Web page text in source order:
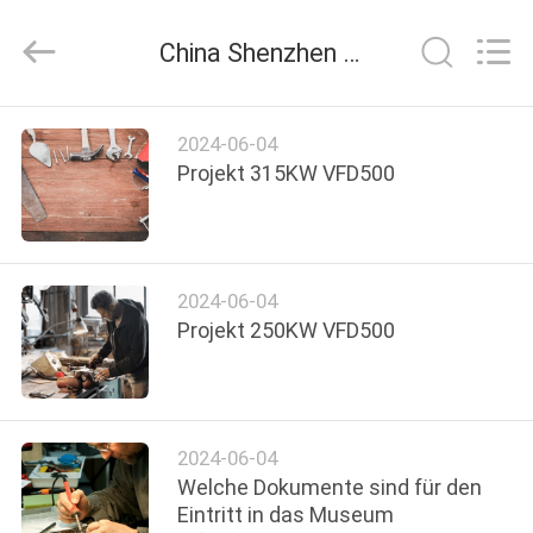
ZU
HAUSE
PRODUKTE
ÜBER
UNS
WERKSBESICHTIGUNG
QUALITÄTSKONTROLLE
Rights
by
ECER
China Shenzhen LuoX Electric Co., Ltd Unternehmens-News
2024-06-04
Projekt 315KW VFD500
2024-06-04
Projekt 250KW VFD500
2024-06-04
Welche Dokumente sind für den
Eintritt in das Museum